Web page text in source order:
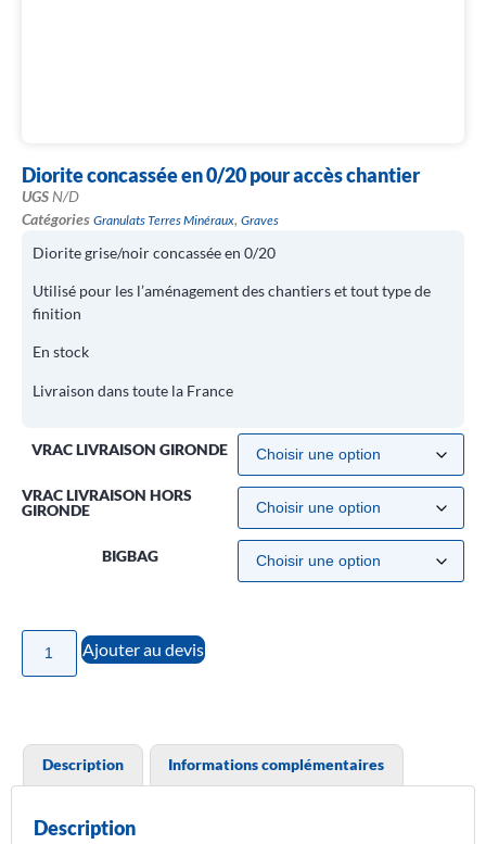
Diorite concassée en 0/20 pour accès chantier
UGS N/D
Catégories Granulats Terres Minéraux, Graves
Diorite grise/noir concassée en 0/20
Utilisé pour les l’aménagement des chantiers et tout type de
finition
En stock
Livraison dans toute la France
VRAC LIVRAISON GIRONDE
VRAC LIVRAISON HORS
GIRONDE
BIGBAG
Ajouter au devis
Description Informations complémentaires
Description